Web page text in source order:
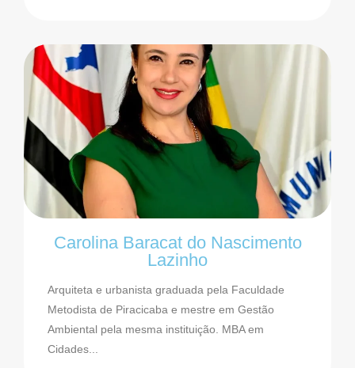
Carolina Baracat do Nascimento
Lazinho
Arquiteta e urbanista graduada pela Faculdade
Metodista de Piracicaba e mestre em Gestão
Ambiental pela mesma instituição. MBA em
Cidades...